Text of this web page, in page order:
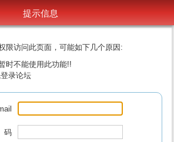
提示信息
限访问此页面，可能如下几个原因:
时不能使用此功能!!
录论坛
码